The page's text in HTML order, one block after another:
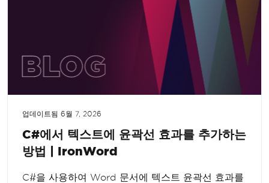
업데이트됨 6월 7, 2026
C#에서 텍스트에 윤곽선 효과를 추가하는
방법 | IronWord
C#을 사용하여 Word 문서에 텍스트 윤곽선 효과를